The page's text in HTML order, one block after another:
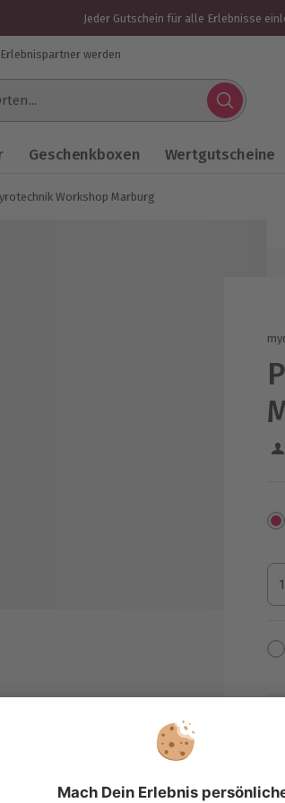
Jeder Gutschein für alle Erlebnisse
Erlebnispartner werden
Geschenkboxen Wertgutscheine
Workshop Marburg
1